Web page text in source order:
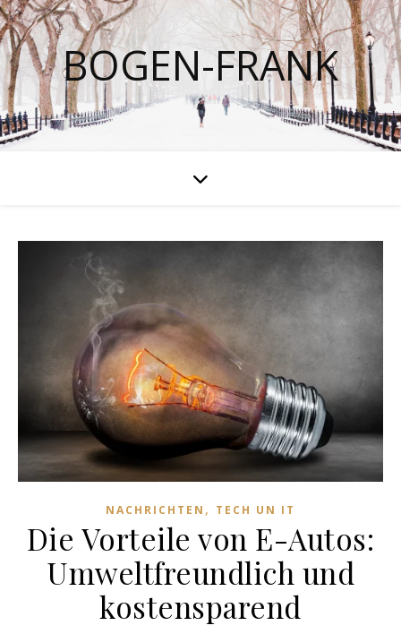
BOGEN-FRANK
NACHRICHTEN , TECH UN IT
Die Vorteile von E-Autos:
Umweltfreundlich und
kostensparend